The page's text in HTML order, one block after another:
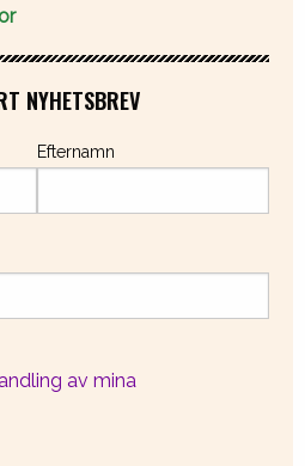
NYHETSBREV
Efternamn
av mina